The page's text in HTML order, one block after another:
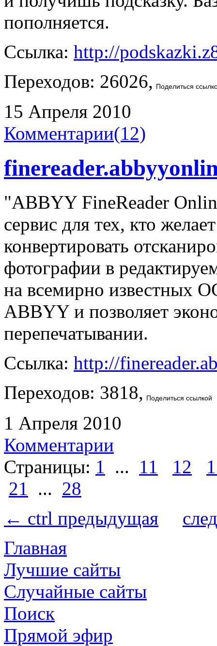
пополняется.
Ссылка: http://
Переходов: 26026,
Поделиться
15 Апреля 2010
Комментарии(12)
"ABBYY FineReader
сервис для тех, кто
конвертировать
фотографии в
на всемирно известных
ABBYY и позволяет
перепечатывании.
Ссылка: http://
Переходов: 3818, Поделиться ссылкой
1 Апреля 2010
Комментарии
Страницы: 1 ... 11 12
21 ... 28
← ctrl предыдущая
Главная
Лучшие сайты
Случайные сайты
Поиск
Прямой эфир